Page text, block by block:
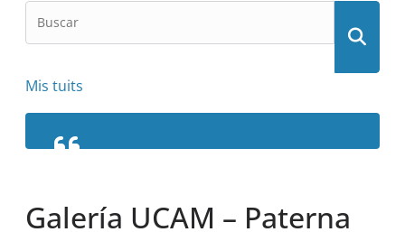
Mis tuits
Galería UCAM – Paterna